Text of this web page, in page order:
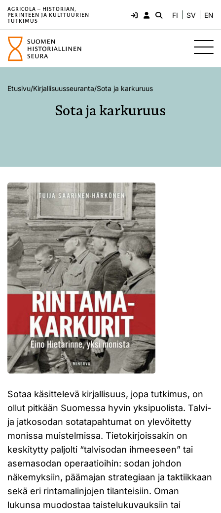
AGRICOLA – HISTORIAN,
PERINTEEN JA KULTTUURIEN
TUTKIMUS
FI SV EN
Etusivu/Kirjallisuusseuranta/Sota ja karkuruus
Sota ja karkuruus
Sotaa käsittelevä kirjallisuus, jopa tutkimus, on
ollut pitkään Suomessa hyvin yksipuolista. Talvi-
ja jatkosodan sotatapahtumat on ylevöitetty
monissa muistelmissa. Tietokirjoissakin on
keskitytty paljolti “talvisodan ihmeeseen” tai
asemasodan operaatioihin: sodan johdon
näkemyksiin, päämajan strategiaan ja taktiikkaan
sekä eri rintamalinjojen tilanteisiin. Oman
lukunsa muodostaa taistelukuvauksiin tai